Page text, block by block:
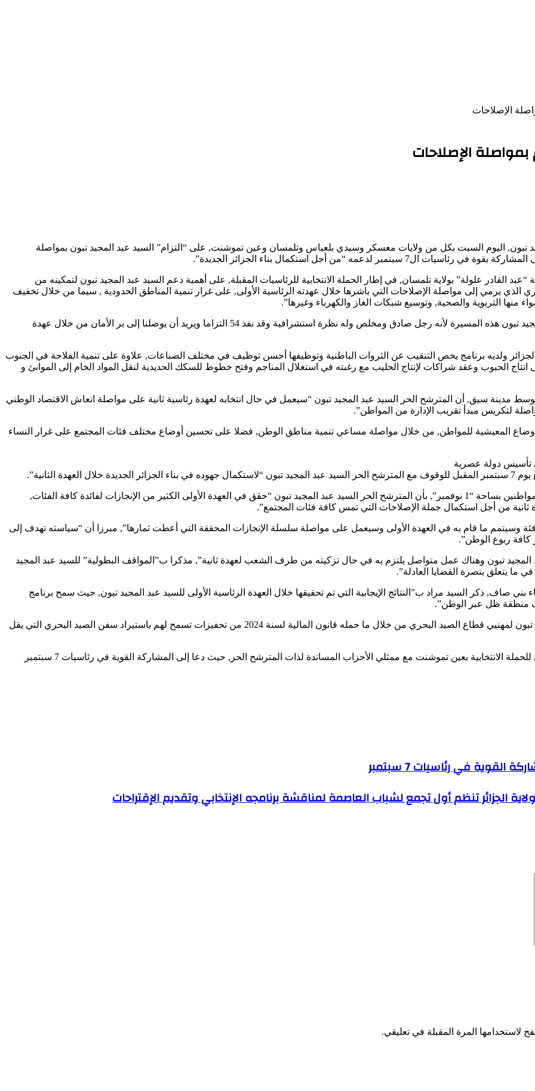
الإصلاحات
بمواصلة الإصلاحات
تبون, اليوم السبت بكل من ولايات معسكر وسيدي بلعباس وتلمسان وعين تموشنت, على “التزام” السيد عبد المجيد تبون بمواصلة
لدعمه “من أجل استكمال بناء الجزائر الجديدة”.
القادر علولة” بولاية تلمسان, في إطار الحملة الانتخابية للرئاسيات المقبلة, على أهمية دعم السيد عبد المجيد تبون لتمكينه من
الذي يرمي إلى مواصلة الإصلاحات التي باشرها خلال عهدته الرئاسية الأولى, على غرار تنمية المناطق الحدودية , سيما من خلال تخفيف
التربوية والصحية, وتوسيع شبكات الغاز والكهرباء وغيرها”.
و استطرد نفس المتحدث قائلا: “نريد أن يواصل مرشحنا السيد عبد المجيد تبون هذه المسيرة لأنه رجل صادق ومخلص وله نظرة استشرافية وقد نفذ 54 التزاما ويريد أن يوصلنا إلى بر الأمان من خلال عهدة
ولديه برنامج يخص التنقيب عن الثروات الباطنية وتوظيفها أحسن توظيف في مختلف الصناعات, علاوة على تنمية الفلاحة في الجنوب
الحبوب وعقد شراكات لإنتاج الحليب مع رغبته في استغلال المناجم وفتح خطوط للسكك الحديدية لنقل المواد الخام إلى الموانئ و
مدينة سيق, أن المترشح الحر السيد عبد المجيد تبون “سيعمل في حال انتخابه لعهدة رئاسية ثانية على مواصلة انعاش الاقتصاد الوطني
لتكريس مبدأ تقريب الإدارة من المواطن”.
المعيشية للمواطن, من خلال مواصلة مساعي تنمية مناطق الوطن, فضلا على تحسين أوضاع مختلف فئات المجتمع على غرار النساء
تأسيس دولة عصرية
الثانية”.
ومن ولاية سيدي بلعباس, ذكر السيد مراد, خلال لقاء جواري جمعه بالمواطنين بساحة “1 نوفمبر”, بأن المترشح الحر السيد عبد المجيد تبون “حقق في العهدة الأولى الكثير من الإنجازات لفائدة كافة الفئات,
ثانية من أجل استكمال جملة الإصلاحات التي تمس كافة فئات المجتمع”.
وسيتمم ما قام به في العهدة الأولى وسيعمل على مواصلة سلسلة الإنجازات المحققة التي أعطت ثمارها”, مبرزا أن “سياسته تهدف إلى
ربوع الوطن”.
المجيد تبون وهناك عمل متواصل يلتزم به في حال تزكيته من طرف الشعب لعهدة ثانية”, مذكرا ب”المواقف البطولية” للسيد عبد المجيد
يتعلق بنصرة القضايا العادلة”.
ذكر السيد مراد ب”النتائج الإيجابية التي تم تحقيقها خلال العهدة الرئاسية الأولى للسيد عبد المجيد تبون, حيث سمح برنامج
و أشار إلى “الأهمية البالغة التي يوليها المترشح الحر السيد عبد المجيد تبون لمهنيي قطاع الصيد البحري من خلال ما حمله قانون المالية لسنة 2024 من تحفيزات تسمح لهم باستيراد سفن الصيد البحري التي يقل
كما عقد السيد مراد لقاء بمداولة المترشح الحر السيد عبد المجيد تبون للحملة الانتخابية بعين تموشنت مع ممثلي الأحزاب المساندة لذات المترشح الحر, حيث دعا إلى المشاركة القوية في رئاسيات 7 سبتمبر
الجزائر تنظم أول تجمع لشباب العاصمة لمناقشة برنامجه الإنتخابي وتقديم الإقتراحات
لاستخدامها المرة المقبلة في تعليقي.